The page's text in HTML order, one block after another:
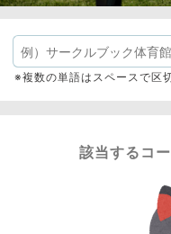
※複数の単語はスペースで区
該当するコ